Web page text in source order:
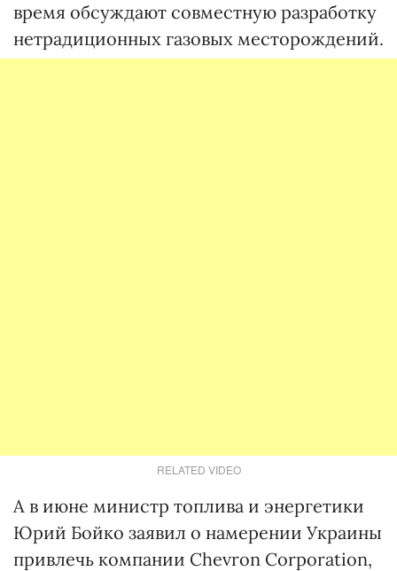
время обсуждают совместную разработку
нетрадиционных газовых месторождений.
RELATED VIDEO
А в июне министр топлива и энергетики
Юрий Бойко заявил о намерении Украины
привлечь компании Chevron Corporation,